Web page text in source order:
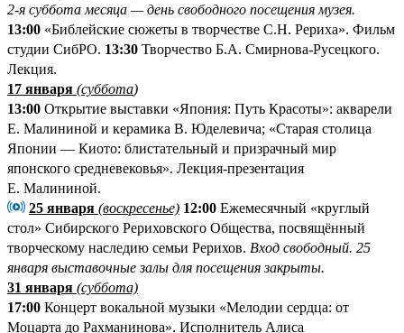
2-я суббота месяца — день свободного посещения музея.
13:00 «Библейские сюжеты в творчестве С.Н. Рериха». Фильм
студии СибРО. 13:30 Творчество Б.А. Смирнова-Русецкого.
Лекция.
17 января (суббота)
13:00 Открытие выставки «Япония: Путь Красоты»: акварели
Е. Малининой и керамика В. Юделевича; «Старая столица
Японии — Киото: блистательный и призрачный мир
японского средневековья». Лекция-презентация
Е. Малининой.
25 января (воскресенье) 12:00 Ежемесячный «круглый
стол» Сибирского Рериховского Общества, посвящённый
творческому наследию семьи Рерихов. Вход свободный. 25
января выставочные залы для посещения закрыты.
31 января (суббота)
17:00 Концерт вокальной музыки «Мелодии сердца: от
Моцарта до Рахманинова». Исполнитель Алиса